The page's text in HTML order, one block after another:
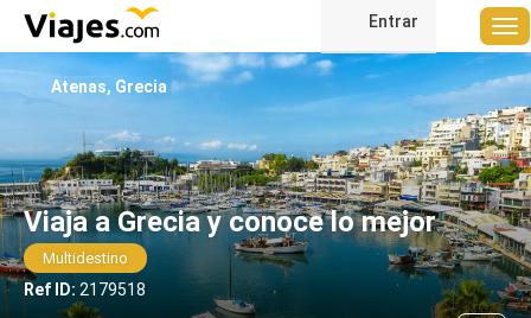
Entrar
Viaja a Grecia y conoce lo mejor
Multidestino
Ref ID: 2179518
Atenas, Grecia